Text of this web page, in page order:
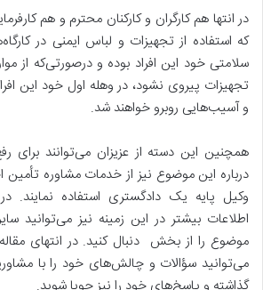
در انتها هم کارگران و کارکنان محترم و هم
که استفاده از تجهیزات و لباس ایمنی در
سلامتی خود این افراد بوده و درصورتی‌که از
تجهیزات پیروی نشود، در وهله اول خود این
و آسیب‌هایی روبرو خواهند شد.
همچنین این دسته از عزیزان می‌توانند برای
درباره این موضوع نیز از خدمات مشاوره تأمین
وکیل پایه یک دادگستری استفاده
اطلاعات بیشتر در این زمینه نیز می‌توانید
موضوع را از بخش دنبال کنید. در انتهای
می‌توانید سؤالات و چالش‌های خود را با